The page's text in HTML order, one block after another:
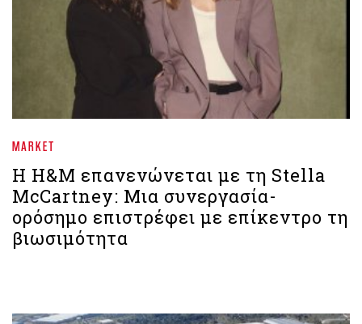
MARKET
Η H&M επανενώνεται με τη Stella
McCartney: Μια συνεργασία-
ορόσημο επιστρέφει με επίκεντρο τη
βιωσιμότητα